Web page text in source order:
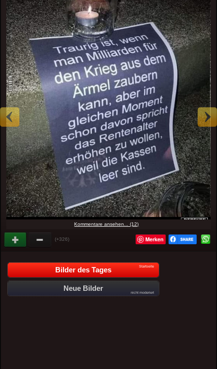
Kommentare ansehen... (12)
(+326) Merken
Bilder des Tages Startseite
Neue Bilder
nicht moderiert